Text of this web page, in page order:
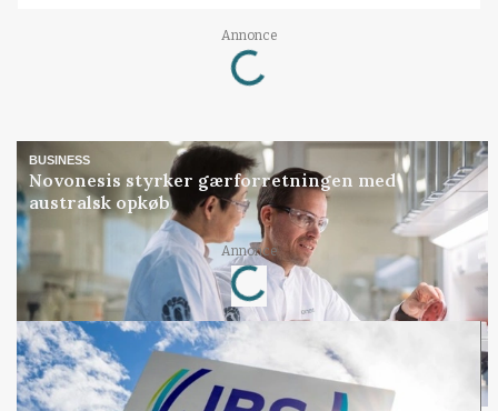
Annonce
Loading...
BUSINESS
Novonesis styrker gærforretningen med
australsk opkøb
Annonce
Loading...